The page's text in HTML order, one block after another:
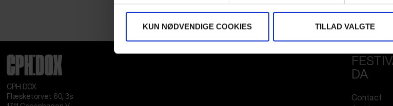
KUN NØDVENDIGE COOKIES TILLAD VALGTE
CPH:DOX
Flæsketorvet 60, 3s
DA
Contact